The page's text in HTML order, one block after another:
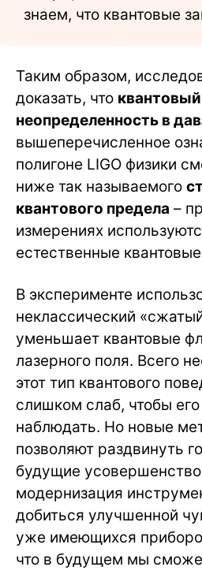
знаем, что квантовые
Таким образом,
доказать, что
неопределенность в
вышеперечисленное
полигоне LIGO физики
ниже так называемого
квантового предела –
измерениях
естественные
В эксперименте
неклассический
уменьшает квантовые
лазерного поля. Всего
этот тип квантового
слишком слаб, чтобы
наблюдать. Но новые
позволяют раздвинуть
будущие
модернизация
добиться улучшенной
уже имеющихся
что в будущем мы